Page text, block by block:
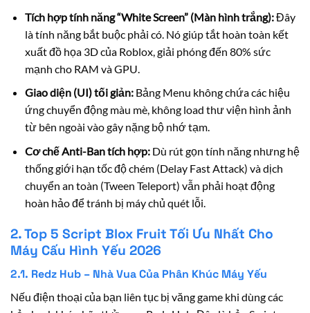
Tích hợp tính năng “White Screen” (Màn hình trắng):Đây
là tính năng bắt buộc phải có. Nó giúp tắt hoàn toàn kết
xuất đồ họa 3D của Roblox, giải phóng đến 80% sức
mạnh cho RAM và GPU.
Giao diện (UI) tối giản:Bảng Menu không chứa các hiệu
ứng chuyển động màu mè, không load thư viện hình ảnh
từ bên ngoài vào gây nặng bộ nhớ tạm.
Cơ chế Anti-Ban tích hợp:Dù rút gọn tính năng nhưng hệ
thống giới hạn tốc độ chém (Delay Fast Attack) và dịch
chuyển an toàn (Tween Teleport) vẫn phải hoạt động
hoàn hảo để tránh bị máy chủ quét lỗi.
2. Top 5 Script Blox Fruit Tối Ưu Nhất Cho
Máy Cấu Hình Yếu 2026
2.1. Redz Hub – Nhà Vua Của Phân Khúc Máy Yếu
Nếu điện thoại của bạn liên tục bị văng game khi dùng các